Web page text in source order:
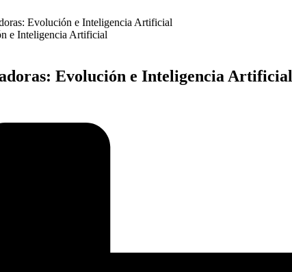
Evolución e Inteligencia Artificial
Evolución e Inteligencia Artificial